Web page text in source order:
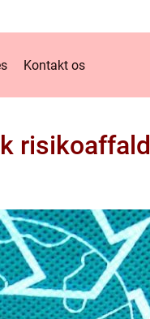
Kontakt os
risikoaffald